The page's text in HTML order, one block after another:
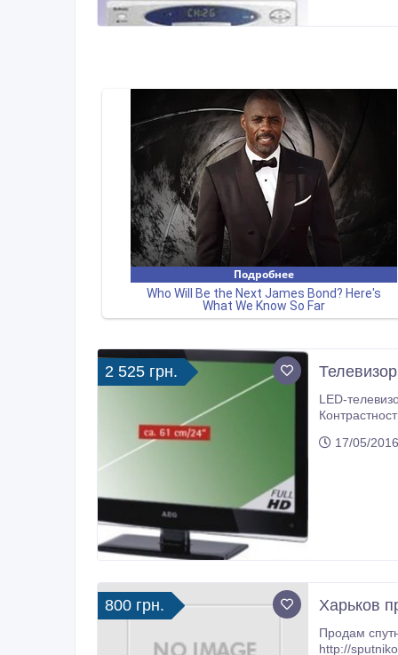
2 525 грн.
LED-
Контрастность 10000:1.
17/05/
800 грн. Харьков
Продам спутниковую тарелку, спутниковое
http://sputnikovoe.ucoz.ua